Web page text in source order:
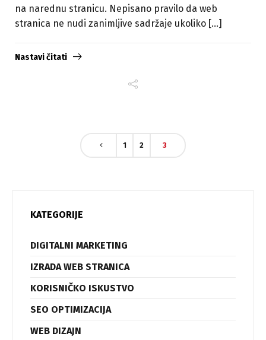
na narednu stranicu. Nepisano pravilo da web
stranica ne nudi zanimljive sadržaje ukoliko […]
Nastavi čitati
1 2 3
KATEGORIJE
DIGITALNI MARKETING
IZRADA WEB STRANICA
KORISNIČKO ISKUSTVO
SEO OPTIMIZACIJA
WEB DIZAJN